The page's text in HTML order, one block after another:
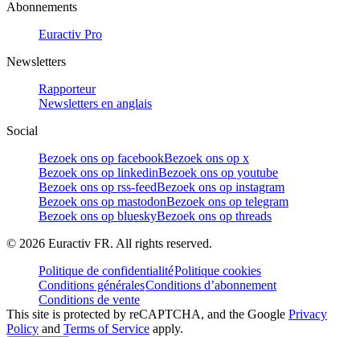
Abonnements
Euractiv Pro
Newsletters
Rapporteur
Newsletters en anglais
Social
Bezoek ons op facebookBezoek ons op x
Bezoek ons op linkedinBezoek ons op youtube
Bezoek ons op rss-feedBezoek ons op instagram
Bezoek ons op mastodonBezoek ons op telegram
Bezoek ons op blueskyBezoek ons op threads
© 2026 Euractiv FR. All rights reserved.
Politique de confidentialitéPolitique cookies
Conditions généralesConditions d’abonnement
Conditions de vente
This site is protected by reCAPTCHA, and the Google Privacy
Policy and Terms of Service apply.